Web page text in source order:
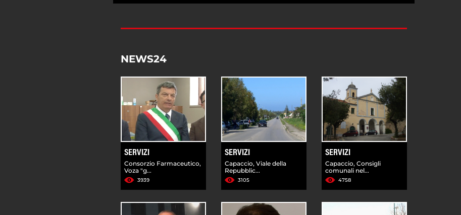
NEWS24
SERVIZI
Consorzio Farmaceutico,
Voza "g...
3939
SERVIZI
Capaccio, Viale della
Repubblic...
3105
SERVIZI
Capaccio, Consigli
comunali nel...
4758